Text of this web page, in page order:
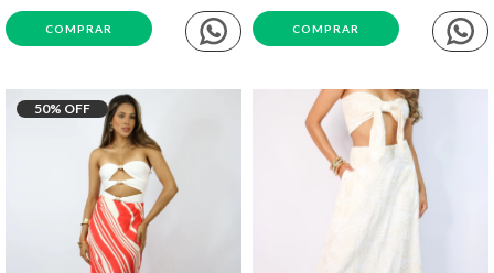
COMPRAR COMPRAR
50% OFF